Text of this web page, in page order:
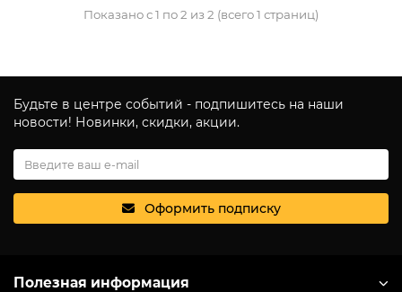
Показано с 1 по 2 из 2 (всего 1 страниц)
Будьте в центре событий - подпишитесь на наши
новости! Новинки, скидки, акции.
Оформить подписку
Полезная информация